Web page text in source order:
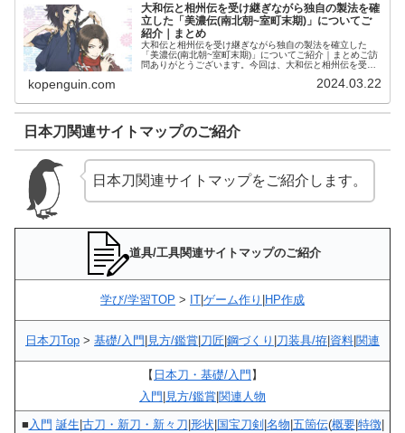
大和伝と相州伝を受け継ぎながら独自の製法を確
立した「美濃伝(南北朝~室町末期)」についてご
紹介｜まとめ
大和伝と相州伝を受け継ぎながら独自の製法を確立した
「美濃伝(南北朝~室町末期)」についてご紹介｜まとめご訪
問ありがとうございます。今回は、大和伝と相州伝を受け
kopenguin.com 2024.03.22
日本刀関連サイトマップのご紹介
日本刀関連サイトマップをご紹介します。
道具/工具関連サイトマップのご紹介
学び/学習TOP > IT ゲーム作り HP作成
日本刀Top > 基礎/入門 見方/鑑賞 刀匠 鋼づくり 刀装具/拵 資料 関連
【 日本刀・基礎/入門 】
入門 見方/鑑賞 関連人物
■ 入門 誕生 古刀・新刀・新々刀 形状 国宝刀剣 名物 五箇伝(概要| 特徴|